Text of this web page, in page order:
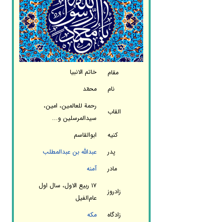
مقام
خاتم الانبیا
نام
محمّد
القاب
رحمة للعالمین، امین،
سیدالمرسلین و...
کنیه
ابوالقاسم
پدر
عبدالله بن عبدالمطلب
مادر
آمنه
زادروز
۱۷ ربیع الاول، سال اول
عام‌الفیل
زادگاه
مکه